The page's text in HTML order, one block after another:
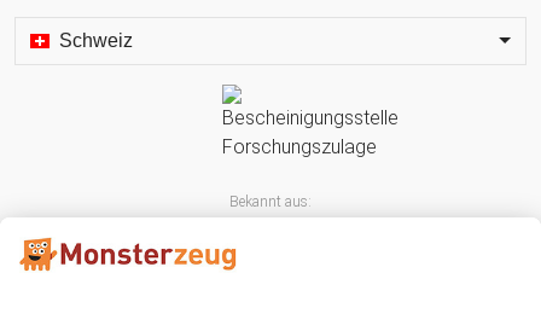
Schweiz
Bekannt aus: